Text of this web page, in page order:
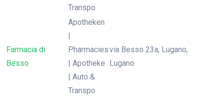
Transpo
Farmacia di
Besso
Apotheken
|
Pharmacies
| Apotheke
| Auto &
Transpo
via Besso 23a, Lugano,
Lugano